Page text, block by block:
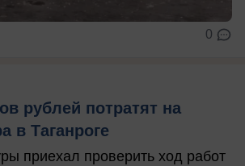
0
рублей потратят на
в Таганроге
приехал проверить ход работ